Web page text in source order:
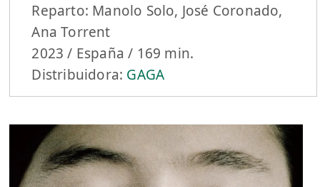
Reparto: Manolo Solo, José Coronado,
Ana Torrent
2023 / España / 169 min.
Distribuidora: GAGA